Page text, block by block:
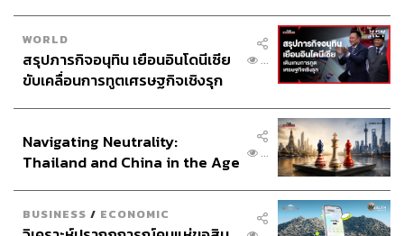
LOADING...
ABOUT THE AUTHOR
THE STANDARD TEAM
กองบรรณาธิการ THE STANDARD
WORLD
สรุปภารกิจอนุทิน เยือนอินโดนีเซีย
ขับเคลื่อนการทูตเศรษฐกิจเชิงรุก
...
Navigating Neutrality:
Thailand and China in the Age
...
BUSINESS / ECONOMIC